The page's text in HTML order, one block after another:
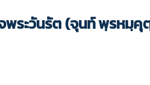
พระวันรัต (จุนท์ พฺรหมฺคุ